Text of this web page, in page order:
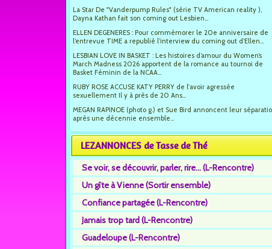
La Star De "Vanderpump Rules" (série TV American reality ),
Dayna Kathan fait son coming out Lesbien...
ELLEN DEGENERES : Pour commémorer le 20e anniversaire de
l’entrevue TIME a republié l’interview du coming out d’Ellen...
LESBIAN LOVE IN BASKET : Les histoires d’amour du Women’s
March Madness 2026 apportent de la romance au tournoi de
Basket Féminin de la NCAA...
RUBY ROSE ACCUSE KATY PERRY de l'avoir agressée
sexuellement Il y à près de 20 Ans...
MEGAN RAPINOE (photo g.) et Sue Bird annoncent leur
après une décennie ensemble...
LEZANNONCES de Tasse de Thé
Se voir, se découvrir, parler, rire... (L-Rencontre)
Un gîte à Vienne (Sortir ensemble)
Confiance partagée (L-Rencontre)
Jamais trop tard (L-Rencontre)
Guadeloupe (L-Rencontre)